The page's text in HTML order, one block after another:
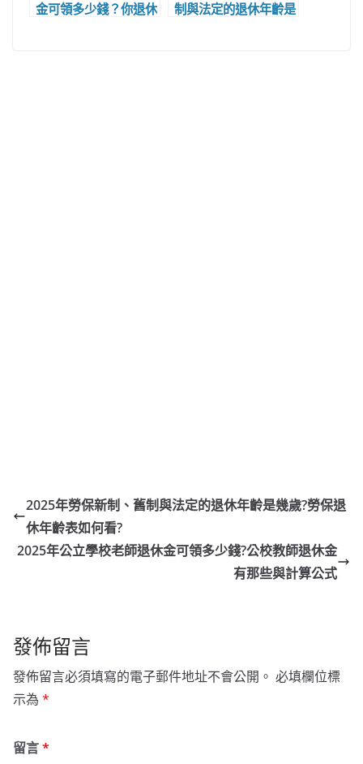
金可領多少錢？你退休
制與法定的退休年齡是
2025年勞保新制、舊制與法定的退休年齡是幾歲?勞保退
休年齡表如何看?
2025年公立學校老師退休金可領多少錢?公校教師退休金
有那些與計算公式
發佈留言
發佈留言必須填寫的電子郵件地址不會公開。 必填欄位標
示為 *
留言*